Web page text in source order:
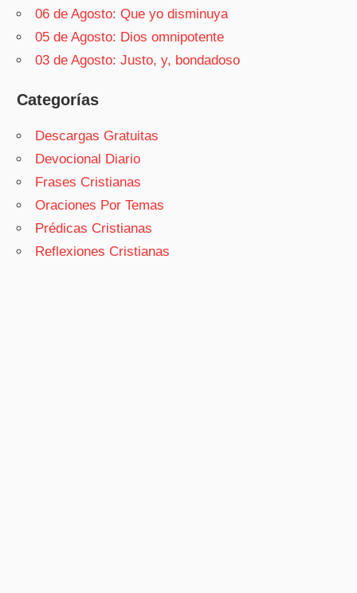
06 de Agosto: Que yo disminuya
05 de Agosto: Dios omnipotente
03 de Agosto: Justo, y, bondadoso
Categorías
Descargas Gratuitas
Devocional Diario
Frases Cristianas
Oraciones Por Temas
Prédicas Cristianas
Reflexiones Cristianas